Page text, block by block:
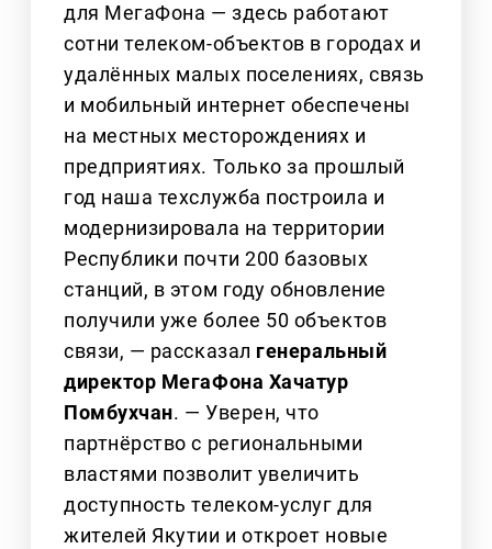
для МегаФона — здесь работают
сотни телеком‑объектов в городах и
удалённых малых поселениях, связь
и мобильный интернет обеспечены
на местных месторождениях и
предприятиях. Только за прошлый
год наша техслужба построила и
модернизировала на территории
Республики почти 200 базовых
станций, в этом году обновление
получили уже более 50 объектов
связи, — рассказал генеральный
директор МегаФона Хачатур
Помбухчан. — Уверен, что
партнёрство с региональными
властями позволит увеличить
доступность телеком‑услуг для
жителей Якутии и откроет новые